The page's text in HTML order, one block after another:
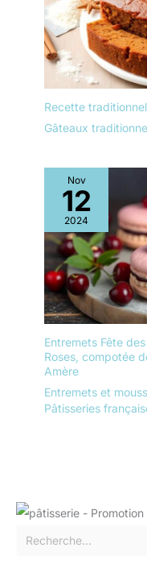
Recette
Gâteaux
Nov
12
2024
Entremets Fête
Roses, compotée
Amère
Entremets et
Pâtisseries